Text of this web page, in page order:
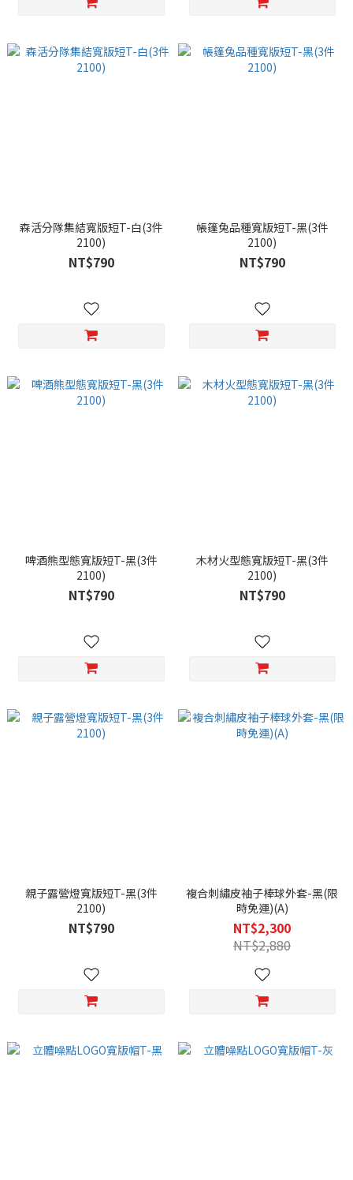
森活分隊集結寬版短T-白(3件
2100)
NT$790
帳篷兔品種寬版短T-黑(3件
2100)
NT$790
啤酒熊型態寬版短T-黑(3件
2100)
NT$790
木材火型態寬版短T-黑(3件
2100)
NT$790
親子露營燈寬版短T-黑(3件
2100)
NT$790
複合刺繡皮袖子棒球外套-黑(限
時免運)(A)
NT$2,300
NT$2,880